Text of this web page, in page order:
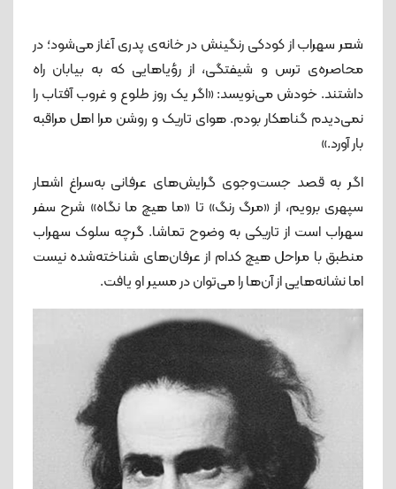
شعر سهراب از کودکی رنگینش در خانه‌ی پدری آغاز می‌شود؛ در
محاصره‌ی ترس و شیفتگی، از رؤیاهایی که به بیابان راه
داشتند. خودش می‌نویسد: «اگر یک روز طلوع و غروب آفتاب را
نمی‌دیدم گناهکار بودم. هوای تاریک و روشن مرا اهل مراقبه
بار آورد.»
اگر به قصد جست‌وجوی گرایش‌های عرفانی به‌سراغ اشعار
سپهری برویم، از «مرگ رنگ» تا «ما هیچ ما نگاه» شرح سفر
سهراب است از تاریکی به وضوح تماشا. گرچه سلوک سهراب
منطبق با مراحل هیچ‌ کدام از عرفان‌های شناخته‌شده نیست
اما نشانه‌هایی از آن‌ها را می‌توان در مسیر او یافت.